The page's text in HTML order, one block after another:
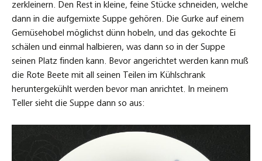
zerkleinern. Den Rest in kleine, feine Stücke schneiden, welche
dann in die aufgemixte Suppe gehören. Die Gurke auf einem
Gemüsehobel möglichst dünn hobeln, und das gekochte Ei
schälen und einmal halbieren, was dann so in der Suppe
seinen Platz finden kann. Bevor angerichtet werden kann muß
die Rote Beete mit all seinen Teilen im Kühlschrank
heruntergekühlt werden bevor man anrichtet. In meinem
Teller sieht die Suppe dann so aus: